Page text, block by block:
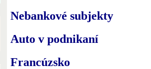
Nebankové subjekty
Auto v podnikaní
Francúzsko